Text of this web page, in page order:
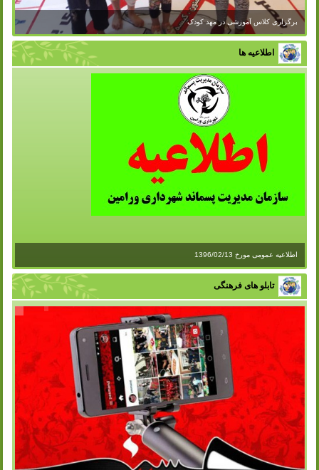
برگزاری کلاس آموزشی در مهد کودک
اطلاعیه ها
اطلاعیه عمومی مورخ 1396/02/13
تابلو های فرهنگی